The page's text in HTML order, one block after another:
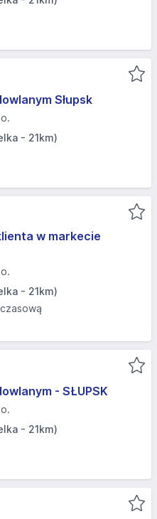
Słupsk
- 21km)
w markecie
- 21km)
- SŁUPSK​
- 21km)